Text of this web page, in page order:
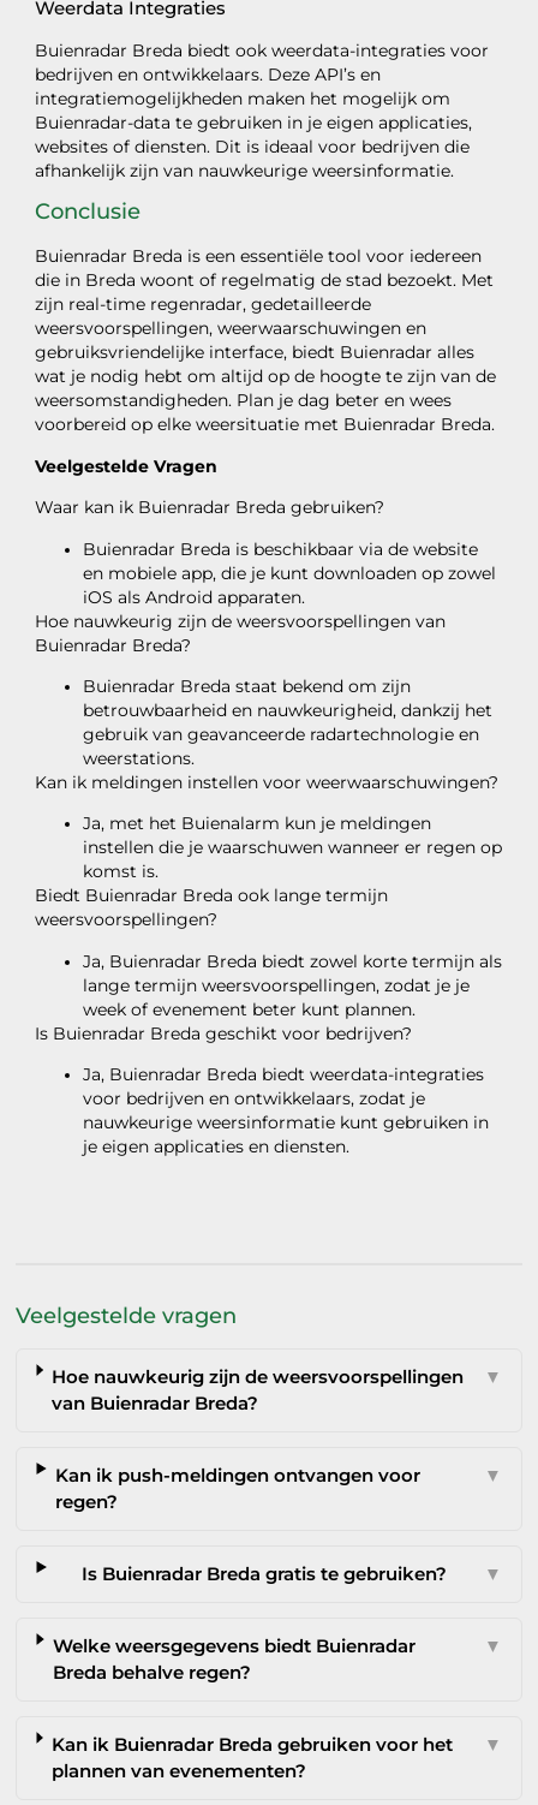
Weerdata Integraties
Buienradar Breda biedt ook weerdata-integraties voor
bedrijven en ontwikkelaars. Deze API’s en
integratiemogelijkheden maken het mogelijk om
Buienradar-data te gebruiken in je eigen applicaties,
websites of diensten. Dit is ideaal voor bedrijven die
afhankelijk zijn van nauwkeurige weersinformatie.
Conclusie
Buienradar Breda is een essentiële tool voor iedereen
die in Breda woont of regelmatig de stad bezoekt. Met
zijn real-time regenradar, gedetailleerde
weersvoorspellingen, weerwaarschuwingen en
gebruiksvriendelijke interface, biedt Buienradar alles
wat je nodig hebt om altijd op de hoogte te zijn van de
weersomstandigheden. Plan je dag beter en wees
voorbereid op elke weersituatie met Buienradar Breda.
Veelgestelde Vragen
Waar kan ik Buienradar Breda gebruiken?
Buienradar Breda is beschikbaar via de website
en mobiele app, die je kunt downloaden op zowel
iOS als Android apparaten.
Hoe nauwkeurig zijn de weersvoorspellingen van
Buienradar Breda?
Buienradar Breda staat bekend om zijn
betrouwbaarheid en nauwkeurigheid, dankzij het
gebruik van geavanceerde radartechnologie en
weerstations.
Kan ik meldingen instellen voor weerwaarschuwingen?
Ja, met het Buienalarm kun je meldingen
instellen die je waarschuwen wanneer er regen op
komst is.
Biedt Buienradar Breda ook lange termijn
weersvoorspellingen?
Ja, Buienradar Breda biedt zowel korte termijn als
lange termijn weersvoorspellingen, zodat je je
week of evenement beter kunt plannen.
Is Buienradar Breda geschikt voor bedrijven?
Ja, Buienradar Breda biedt weerdata-integraties
voor bedrijven en ontwikkelaars, zodat je
nauwkeurige weersinformatie kunt gebruiken in
je eigen applicaties en diensten.
Veelgestelde vragen
Hoe nauwkeurig zijn de weersvoorspellingen
van Buienradar Breda?
▼
Kan ik push-meldingen ontvangen voor
regen?
▼
Is Buienradar Breda gratis te gebruiken? ▼
Welke weersgegevens biedt Buienradar
Breda behalve regen?
▼
Kan ik Buienradar Breda gebruiken voor het
plannen van evenementen?
▼